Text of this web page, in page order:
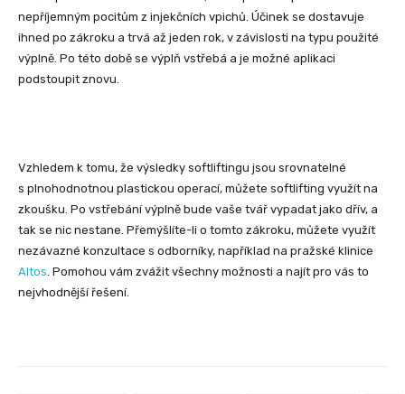
nepříjemným pocitům z injekčních vpichů. Účinek se dostavuje
ihned po zákroku a trvá až jeden rok, v závislosti na typu použité
výplně. Po této době se výplň vstřebá a je možné aplikaci
podstoupit znovu.
Vzhledem k tomu, že výsledky softliftingu jsou srovnatelné
s plnohodnotnou plastickou operací, můžete softlifting využít na
zkoušku. Po vstřebání výplně bude vaše tvář vypadat jako dřív, a
tak se nic nestane. Přemýšlíte-li o tomto zákroku, můžete využít
nezávazné konzultace s odborníky, například na pražské klinice
Altos. Pomohou vám zvážit všechny možnosti a najít pro vás to
nejvhodnější řešení.